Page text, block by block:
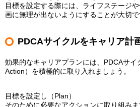
目標を設定する際には、ライフステージ
画に無理が出ないようにすることが大切で
PDCAサイクルをキャリア計
効果的なキャリアプランには、PDCAサ
Action）を積極的に取り入れましょう。
目標を設定し（Plan）
そのために必要なアクションに取り組みま